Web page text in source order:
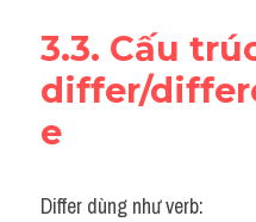
3.3. Cấu
differ/
e
Differ dùng như verb: